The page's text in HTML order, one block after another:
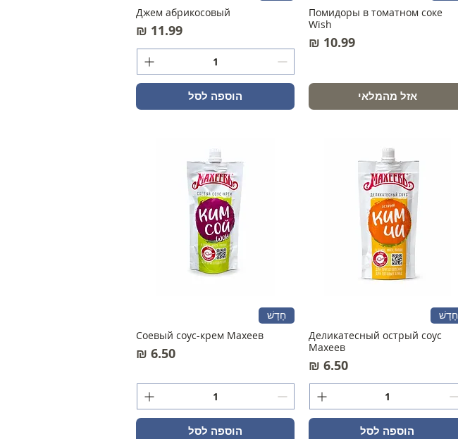
Помидоры в томатном соке
Wish
מחיר‏10.99 ‏₪
אזל מהמלאי
Джем абрикосовый
מחיר
הוספה לסל
חָדָשׁ
Деликатесный острый соус
Махеев
מחיר‏6.50 ‏₪
הוספה לסל
חָדָשׁ
Соевый соус-крем Махеев
מחיר
הוספה לסל